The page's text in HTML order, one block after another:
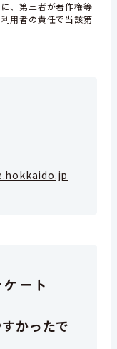
、第三者が著作権等
用者の責任で当該第
ート